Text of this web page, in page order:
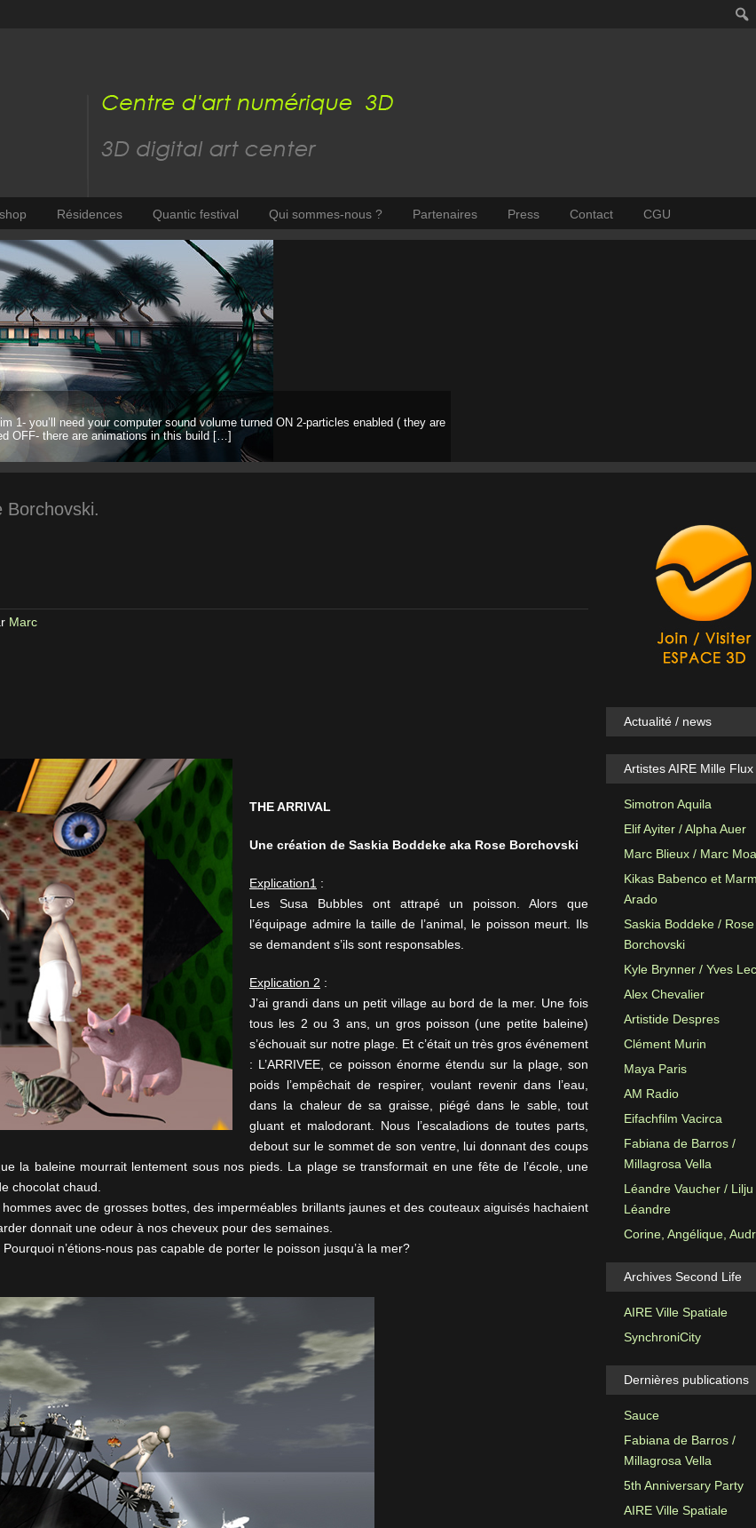
Résidences Quantic festival Qui sommes-nous ? Partenaires Press Contact CGU
you’ll need your computer sound volume turned ON 2-particles enabled ( they are
OFF- there are animations in this build […]
Borchovski.
Marc
THE ARRIVAL
Une création de Saskia Boddeke aka Rose Borchovski
Explication1 :
Les Susa Bubbles ont attrapé un poisson. Alors que
l’équipage admire la taille de l’animal, le poisson meurt. Ils
se demandent s’ils sont responsables.
Explication 2 :
J’ai grandi dans un petit village au bord de la mer. Une fois
tous les 2 ou 3 ans, un gros poisson (une petite baleine)
s’échouait sur notre plage. Et c’était un très gros événement
: L’ARRIVEE, ce poisson énorme étendu sur la plage, son
poids l’empêchait de respirer, voulant revenir dans l’eau,
dans la chaleur de sa graisse, piégé dans le sable, tout
gluant et malodorant. Nous l’escaladions de toutes parts,
debout sur le sommet de son ventre, lui donnant des coups
la baleine mourrait lentement sous nos pieds. La plage se transformait en une fête de l’école, une
chocolat chaud.
avec de grosses bottes, des imperméables brillants jaunes et des couteaux aiguisés hachaient
donnait une odeur à nos cheveux pour des semaines.
n’étions-nous pas capable de porter le poisson jusqu’à la mer?
Actualité / news
Artistes AIRE Mille Flux
Simotron Aquila
Elif Ayiter / Alpha Auer
Marc Blieux / Marc
Kikas Babenco et
Arado
Saskia Boddeke / Rose
Borchovski
Kyle Brynner / Yves
Alex Chevalier
Artistide Despres
Clément Murin
Maya Paris
AM Radio
Eifachfilm Vacirca
Fabiana de Barros /
Millagrosa Vella
Léandre Vaucher / Lilju
Léandre
Corine, Angélique,
Archives Second Life
AIRE Ville Spatiale
SynchroniCity
Dernières publications
Sauce
Fabiana de Barros /
Millagrosa Vella
5th Anniversary Party
AIRE Ville Spatiale